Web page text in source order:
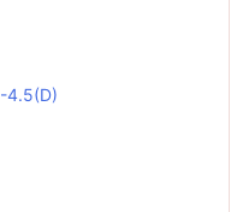
4.5(D)